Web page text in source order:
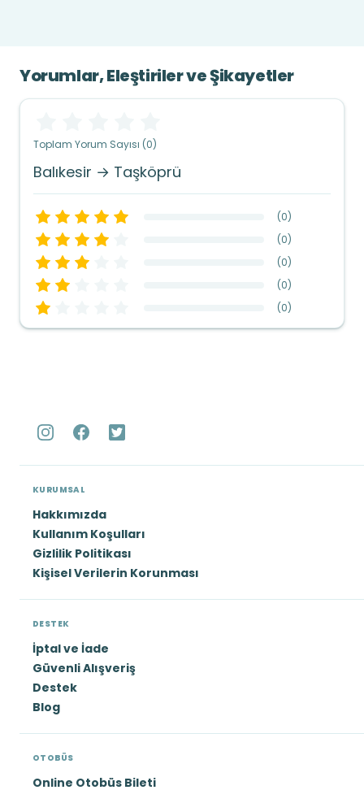
Yorumlar, Eleştiriler ve Şikayetler
Toplam Yorum Sayısı (0)
Balıkesir → Taşköprü
(0)
(0)
(0)
(0)
(0)
KURUMSAL
Hakkımızda
Kullanım Koşulları
Gizlilik Politikası
Kişisel Verilerin Korunması
DESTEK
İptal ve İade
Güvenli Alışveriş
Destek
Blog
OTOBÜS
Online Otobüs Bileti